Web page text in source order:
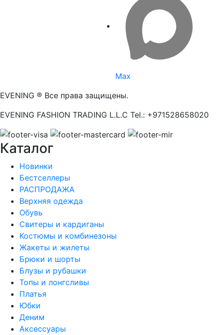
Max
EVENING ® Все права защищены.
EVENING FASHION TRADING L.L.C Tel.: +971528658020
Каталог
Новинки
Бестселлеры
РАСПРОДАЖА
Верхняя одежда
Обувь
Свитеры и кардиганы
Костюмы и комбинезоны
Жакеты и жилеты
Брюки и шорты
Блузы и рубашки
Топы и лонгсливы
Платья
Юбки
Деним
Аксессуары